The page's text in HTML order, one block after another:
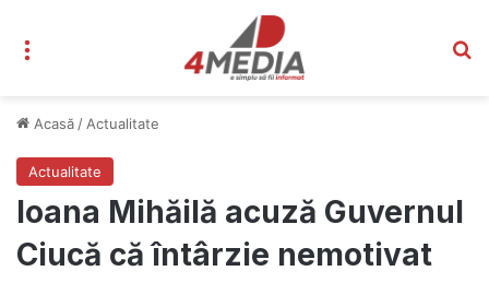
Acasă / Actualitate
Actualitate
Ioana Mihăilă acuză Guvernul
Ciucă că întârzie nemotivat